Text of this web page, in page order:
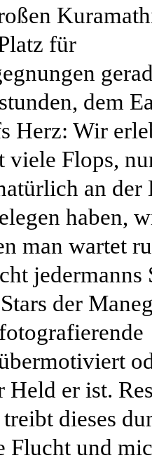
für
dem
Herz: Wir
viele Flops,
an
haben,
man wartet
jedermanns
der
Held er ist.
dieses
Flucht und